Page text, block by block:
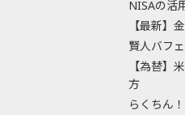
NISAの活
【最新】
賢人バフ
【為替】
方
らくちん